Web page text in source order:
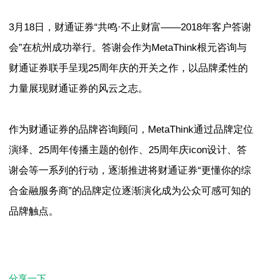
3月18日，财通证券“共鸣·不止财富——2018年客户答谢
会”在杭州成功举行。答谢会作为MetaThink根元咨询与
财通证券联手呈现25周年庆的开关之作，以品牌柔性的
力量展现财通证券的风云之志。
作为财通证券的品牌咨询顾问，MetaThink通过品牌定位
演绎、25周年传播主题的创作、25周年庆icon设计、答
谢会等一系列的行动，逐渐推进将财通证券“更懂你的综
合金融服务商”的品牌定位逐渐演化成为公众可感可知的
品牌触点。